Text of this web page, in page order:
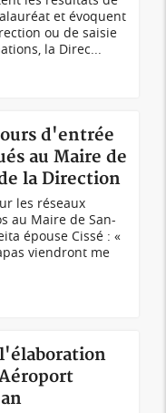
et évoquent
ou de saisie
la Direc...
d'entrée
au Maire de
la Direction
les réseaux
au Maire de San-
épouse Cissé : «
viendront me